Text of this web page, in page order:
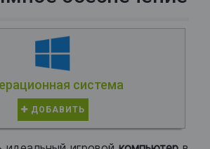
система
ДОБАВИТЬ